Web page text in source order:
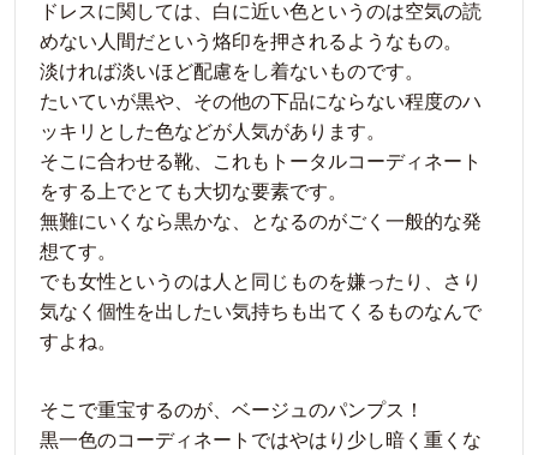
ドレスに関しては、白に近い色というのは空気の読
めない人間だという烙印を押されるようなもの。
淡ければ淡いほど配慮をし着ないものです。
たいていが黒や、その他の下品にならない程度のハ
ッキリとした色などが人気があります。
そこに合わせる靴、これもトータルコーディネート
をする上でとても大切な要素です。
無難にいくなら黒かな、となるのがごく一般的な発
想てす。
でも女性というのは人と同じものを嫌ったり、さり
気なく個性を出したい気持ちも出てくるものなんで
すよね。
そこで重宝するのが、ベージュのパンプス！
黒一色のコーディネートではやはり少し暗く重くな